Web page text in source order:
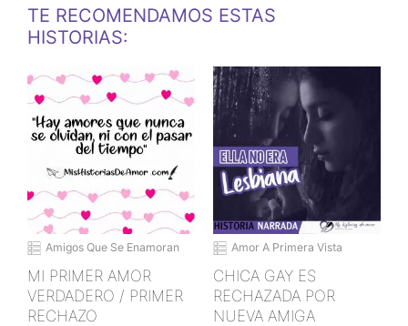
TE RECOMENDAMOS ESTAS
HISTORIAS:
Amigos Que Se Enamoran
MI PRIMER AMOR
VERDADERO / PRIMER
RECHAZO
Amor A Primera Vista
CHICA GAY ES
RECHAZADA POR
NUEVA AMIGA